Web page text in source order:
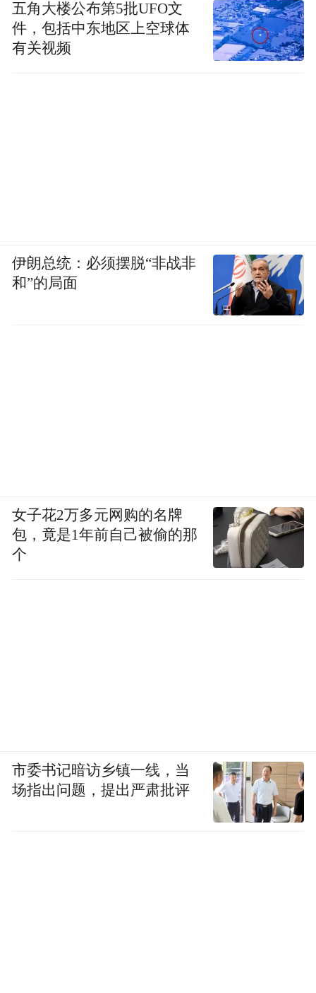
五角大楼公布第5批UFO文
件，包括中东地区上空球体
有关视频
伊朗总统：必须摆脱“非战非
和”的局面
女子花2万多元网购的名牌
包，竟是1年前自己被偷的那
个
市委书记暗访乡镇一线，当
场指出问题，提出严肃批评